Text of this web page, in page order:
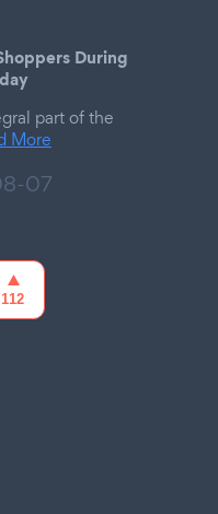
During
part of the
More
07